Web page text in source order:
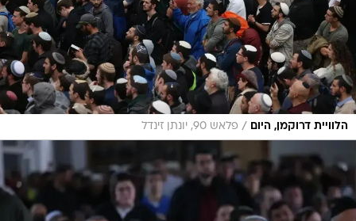
הלוויית דרוקמן, היום / פלאש 90, יונתן זינדל